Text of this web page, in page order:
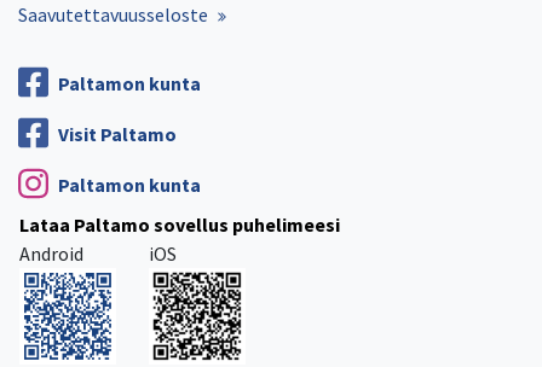
Saavutettavuusseloste
Paltamon kunta
Visit Paltamo
Paltamon kunta
Lataa Paltamo sovellus puhelimeesi
Android
iOS